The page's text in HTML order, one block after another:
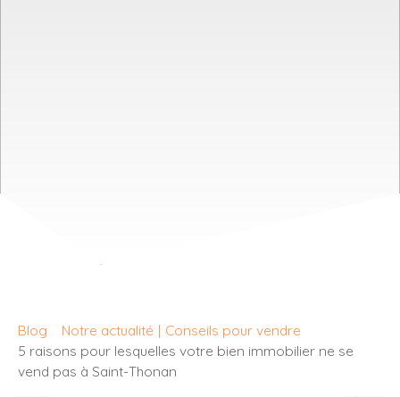
Blog Notre actualité | Conseils pour vendre
5 raisons pour lesquelles votre bien immobilier ne se
vend pas à Saint-Thonan